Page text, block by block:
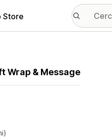
Store
Wrap & Message